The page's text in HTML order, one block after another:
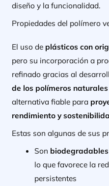
diseño y la funcionalidad.
Propiedades del polímero
El uso deplásticos con
pero su incorporación a
refinado gracias al
de los polímeros naturales
alternativa fiable para
rendimiento y
Estas son algunas de sus
Son
lo que favorece la
persistentes